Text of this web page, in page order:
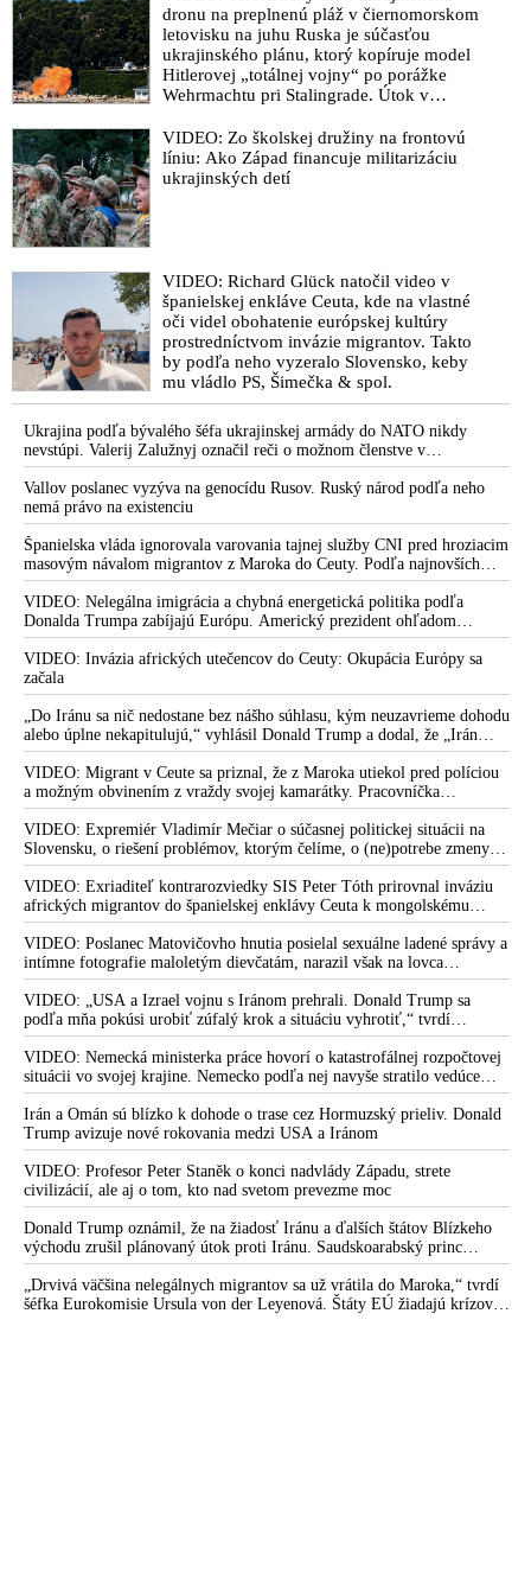
Cintula svoj čin plánoval, pripravené mal dva zásobníky.
Motívom bola pomsta za politiku slovenskej vlády, nepáčil sa
mu dobrý vzťah slovenského premiéra k Rusku aj k
maďarskému predsedovi vlády Viktorovi Orbánovi, ale aj
VIDEO: Poslanec SNS a bývalý šéf policajnej inšpekcie Ivan
Ševčík o atentáte na premiéra Roberta Fica, atentátnikovi,
vyšetrovaní, novinárskych otázkach na tlačových
konferenciách aj o striktnom dodržiavaní zdržanlivosti pri
vyšetrovacích verziách a sebareflexii politikov, médií a
mimovládok ako hlavnom predpoklade pre spoločenský zmier
Ruská zahraničná rozviedka SVR o pokuse zavraždiť
slovenského premiéra: „Globálne totalitno-liberálne elity
prechádzajú k otvorenému politickému teroru voči svojim
oponentom a snažia sa zastrašiť disidentov. Atentát na Roberta
Fica je výsledkom nervozity EÚ a USA z prirodzených zmien
geopolitickej reality a s posilňovaním národne orientovaných
politických síl. Americké vládne agentúry sa už snažia zapojiť
do vyšetrovania, aby ho nasmerovali tým správnym smerom“
VIDEO: Šéf SIS Gašpar vyhlásil, že vymazanie účtu páchateľa
atentátu na premiéra Roberta Fica spoločnosťou Meta nemá
žiadny súvis so zásahmi do konta útočníka na Facebooku
krátko po atentáte. Denník N sa po vyhlásení americkej
spoločnosti rýchlo chytil myšlienky, že Cintula nemusel byť
členom organizovanej skupiny. Minister vnútra Šutaj Eštok
informoval, že polícia rieši 48 prípadov týkajúcich sa
schvaľovania pokusu zavraždiť predsedu vlády, nenávistných
prejavov a vyhrážania sa politikom. Cintulova doterajšia
advokátka to vzdala a atentátnika viac nezastupuje
VIDEO: Sorosova nadácia udelila Novinárske ceny za rok
2023. Osobnosťou slovenskej žurnalistiky sa stal otec vodcu
Progresívneho Slovenska - Martin Šimečka, ktorý pred
atentátom na Roberta Fica vyhlásil, že premiéra k moci dostala
nevzdelaná lúza a ešte k tomu verejne hanobil slovenský národ
VIDEO: Telesných strážcov postreleného premiéra Roberta
Fica postavili mimo službu. Spoločnosť Meta oznámila
zmazanie účtu atentátnika Cintulu na Facebooku v noci po
incidente. Tajná služba má dostatok dôkazov o tom, ako to celé
v skutočnosti bolo. SIS však uviedla, že všetky informácie sú
nateraz utajovanými skutočnosťami
VIDEO: „Chráňte premiéra v tejto dobe všetkými možnými
prostriedkami! Chráňte teritórium okolo nemocnice,
vyhodnocujte personál aj lieky, ktoré sú mu podávané. Chráňte
ho ako dvoch amerických prezidentov!,“ odkazuje
bezpečnostným zložkám a telesným strážcom Roberta Fica
bývalý šéf Úradu pre ochranu ústavných činiteľov Zábojník
VIDEO: Danko hovoril o médiách poplatných opozícii, ktoré
vyhrotili spoločenský konflikt do pokusu zavraždiť premiéra.
Huliak poukázal na pôsobenie sofistikovanej mafie riadenej zo
zahraničia, ktorá nám vnucuje progresívnu ideológiu a
najnovšie sa uchýlila k páchaniu úkladných vrážd voči tým, čo
chránia národné záujmy Slovenska, slobodu a demokraciu.
dronu na preplnenú pláž v čiernomorskom
letovisku na juhu Ruska je súčasťou
ukrajinského plánu, ktorý kopíruje model
Hitlerovej „totálnej vojny“ po porážke
Wehrmachtu pri Stalingrade. Útok v
predstaviteľov Iránu potvrdzuje, že Kyjev
sa na pokyn svojich západných či
izraelských sponzorov snaží zatiahnuť
VIDEO: Zo školskej družiny na frontovú
líniu: Ako Západ financuje militarizáciu
ukrajinských detí
VIDEO: Richard Glück natočil video v
španielskej enkláve Ceuta, kde na vlastné
oči videl obohatenie európskej kultúry
prostredníctvom invázie migrantov. Takto
by podľa neho vyzeralo Slovensko, keby
mu vládlo PS, Šimečka & spol.
Ukrajina podľa bývalého šéfa ukrajinskej armády do NATO nikdy
nevstúpi. Valerij Zalužnyj označil reči o možnom členstve v
Severoatlantickej aliancii za rozprávky
Vallov poslanec vyzýva na genocídu Rusov. Ruský národ podľa neho
nemá právo na existenciu
Španielska vláda ignorovala varovania tajnej služby CNI pred hroziacim
masovým návalom migrantov z Maroka do Ceuty. Podľa najnovších
správ preniklo do tejto španielskej exklávy na severe Afriky vyše 70-
tisíc migrantov
VIDEO: Nelegálna imigrácia a chybná energetická politika podľa
Donalda Trumpa zabíjajú Európu. Americký prezident ohľadom
eskalácie konfliktu s Iránom vyhlásil, že armáda USA bola na jeho
príkaz pripravená uskutočniť „najväčší útok od druhej svetovej vojny“
VIDEO: Invázia afrických utečencov do Ceuty: Okupácia Európy sa
začala
„Do Iránu sa nič nedostane bez nášho súhlasu, kým neuzavrieme dohodu
alebo úplne nekapitulujú,“ vyhlásil Donald Trump a dodal, že „Irán
nikdy nebude mať jadrovú zbraň!“
VIDEO: Migrant v Ceute sa priznal, že z Maroka utiekol pred políciou
a možným obvinením z vraždy svojej kamarátky. Pracovníčka
migračného centra v Ceute medzitým potvrdila, že väčšina utečencov v
meste pochádza zo subsaharskej Afriky, ale taktiež z Bangladéša a
Jemenu
VIDEO: Expremiér Vladimír Mečiar o súčasnej politickej situácii na
Slovensku, o riešení problémov, ktorým čelíme, o (ne)potrebe zmeny
volebného systému, ale aj o meniacom sa svetovom poriadku a
postavení našej vlasti v ňom
VIDEO: Exriaditeľ kontrarozviedky SIS Peter Tóth prirovnal inváziu
afrických migrantov do španielskej enklávy Ceuta k mongolskému
vpádu do strednej Európy, ku ktorému došlo v 13. storočí
VIDEO: Poslanec Matovičovho hnutia posielal sexuálne ladené správy a
intímne fotografie maloletým dievčatám, narazil však na lovca
pedofilov
VIDEO: „USA a Izrael vojnu s Iránom prehrali. Donald Trump sa
podľa mňa pokúsi urobiť zúfalý krok a situáciu vyhrotiť,“ tvrdí
americký armádny plukovník vo výslužbe Douglas Macgregor
VIDEO: Nemecká ministerka práce hovorí o katastrofálnej rozpočtovej
situácii vo svojej krajine. Nemecko podľa nej navyše stratilo vedúce
postavenie v mnohých technologických oblastiach
Irán a Omán sú blízko k dohode o trase cez Hormuzský prieliv. Donald
Trump avizuje nové rokovania medzi USA a Iránom
VIDEO: Profesor Peter Staněk o konci nadvlády Západu, strete
civilizácií, ale aj o tom, kto nad svetom prevezme moc
Donald Trump oznámil, že na žiadosť Iránu a ďalších štátov Blízkeho
východu zrušil plánovaný útok proti Iránu. Saudskoarabský princ
medzitým varoval amerického prezidenta pred ďalšou eskaláciou
konfliktu
„Drvivá väčšina nelegálnych migrantov sa už vrátila do Maroka,“ tvrdí
šéfka Eurokomisie Ursula von der Leyenová. Štáty EÚ žiadajú krízové